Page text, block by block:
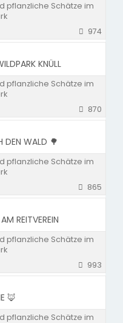
pflanzliche Schätze im
974
KNÜLL
pflanzliche Schätze im
870
DEN WALD 🌳
pflanzliche Schätze im
865
REITVEREIN
pflanzliche Schätze im
993
🦊
pflanzliche Schätze im